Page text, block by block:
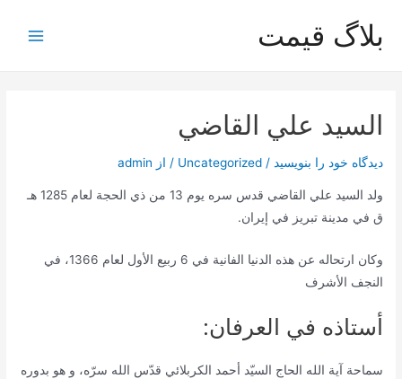
محتوا
بلاگ قیمت
السيد علي القاضي
دیدگاه‌ خود را بنویسید /
Uncategorized / از admin
ولد السيد علي القاضي قدس سره يوم 13 من ذي الحجة لعام 1285 هـ
ق في مدينة تبريز في إيران.
وكان ارتحاله عن هذه الدنيا الفانية في 6 ربیع ‌الأول لعام 1366، في
النجف ‌الأشرف
أستاذه في العرفان:
سماحة آية ‌الله الحاج السيّد أحمد الكربلائي قدّس الله سرّه، و هو بدوره